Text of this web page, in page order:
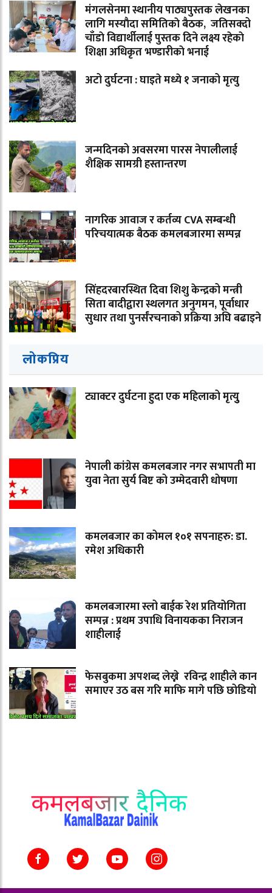
मंगलसेनमा स्थानीय पाठ्यपुस्तक लेखनका
लागि मस्याैदा समितिकाे बैठक, जतिसक्दो
चाँडाे विद्यार्थीलाई पुस्तक दिने लक्ष्य रहेकाे
शिक्षा अधिकृत भण्डारीकाे भनाई
अटो दुर्घटना : घाइते मध्ये १ जनाको मृत्यु
जन्मदिनको अवसरमा पारस नेपालीलाई
शैक्षिक सामग्री हस्तान्तरण
नागरिक आवाज र कर्तव्य CVA सम्बन्धी
परिचयात्मक बैठक कमलबजारमा सम्पन्न
सिंहदरबारस्थित दिवा शिशु केन्द्रको मन्त्री
सिता बादीद्वारा स्थलगत अनुगमन, पूर्वाधार
सुधार तथा पुनर्संरचनाको प्रक्रिया अघि बढाइने
लोकप्रिय
ट्याक्टर दुर्घटना हुदा एक महिलाको मृत्युु
नेपाली कांग्रेस कमलबजार नगर सभापती मा
युवा नेता सुर्य बिष्ट को उम्मेदवारी धोषणा
कमलबजार का कोमल १०१ सपनाहरु: डा.
रमेश अधिकारी
कमलबजारमा स्लो बाईक रेश प्रतियोगिता
सम्पन्न : प्रथम उपाधि विनायकका निराजन
शाहीलाई
फेसबुकमा अपशब्द लेख्ने रविन्द्र शाहीले कान
समाएर उठ बस गरि माफि मागे पछि छोडियो